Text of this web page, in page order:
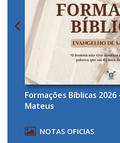
Formações Bíblicas
Mateus
NOTAS OFICIAS